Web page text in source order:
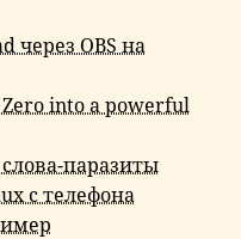
через OBS на
into a powerful
паразиты
с телефона